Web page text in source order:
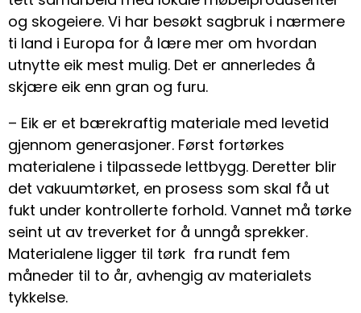
og skogeiere. Vi har besøkt sagbruk i nærmere
ti land i Europa for å lære mer om hvordan
utnytte eik mest mulig. Det er annerledes å
skjære eik enn gran og furu.
– Eik er et bærekraftig materiale med levetid
gjennom generasjoner. Først fortørkes
materialene i tilpassede lettbygg. Deretter blir
det vakuumtørket, en prosess som skal få ut
fukt under kontrollerte forhold. Vannet må tørke
seint ut av treverket for å unngå sprekker.
Materialene ligger til tørk fra rundt fem
måneder til to år, avhengig av materialets
tykkelse.